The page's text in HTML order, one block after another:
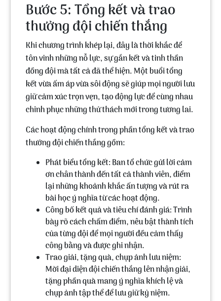
Bước 5: Tổng kết và trao
thưởng đội chiến thắng
Khi chương trình khép lại, đây là thời khắc để
tôn vinh những nỗ lực, sự gắn kết và tinh thần
đồng đội mà tất cả đã thể hiện. Một buổi tổng
kết vừa ấm áp vừa sôi động sẽ giúp mọi người lưu
giữ cảm xúc trọn vẹn, tạo động lực để cùng nhau
chinh phục những thử thách mới trong tương lai.
Các hoạt động chính trong phần tổng kết và trao
thưởng đội chiến thắng gồm:
Phát biểu tổng kết:Ban tổ chức gửi lời cảm
ơn chân thành đến tất cả thành viên, điểm
lại những khoảnh khắc ấn tượng và rút ra
bài học ý nghĩa từ các hoạt động.
Công bố kết quả và tiêu chí đánh giá:Trình
bày rõ cách chấm điểm, nêu bật thành tích
của từng đội để mọi người đều cảm thấy
công bằng và được ghi nhận.
Trao giải, tặng quà, chụp ảnh lưu niệm:
Mời đại diện đội chiến thắng lên nhận giải,
tặng phần quà mang ý nghĩa khích lệ và
chụp ảnh tập thể để lưu giữ kỷ niệm.